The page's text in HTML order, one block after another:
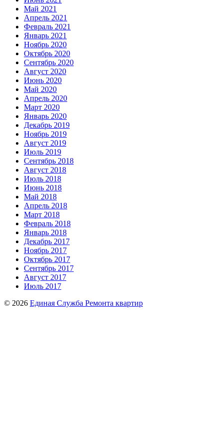
Май 2021
Апрель 2021
Февраль 2021
Январь 2021
Ноябрь 2020
Октябрь 2020
Сентябрь 2020
Август 2020
Июнь 2020
Май 2020
Апрель 2020
Март 2020
Январь 2020
Декабрь 2019
Ноябрь 2019
Август 2019
Июль 2019
Сентябрь 2018
Август 2018
Июль 2018
Июнь 2018
Май 2018
Апрель 2018
Март 2018
Февраль 2018
Январь 2018
Декабрь 2017
Ноябрь 2017
Октябрь 2017
Сентябрь 2017
Август 2017
Июль 2017
© 2026 Единая Служба Ремонта квартир